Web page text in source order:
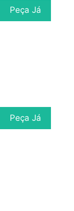
Peça Já
Peça Já